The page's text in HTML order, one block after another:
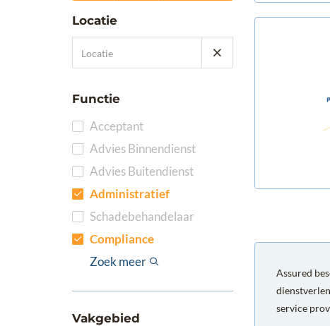
Locatie
Functie
Acceptant
Advies Binnendienst
Advies Buitendienst
Administratief
Schadebehandelaar
Sales Ondersteuning
Volmachtbeheer
Applicatiebeheerder
Boekhoudkundig
Medewerker
Compliance
Management
Office Management /
Productmanager
Sluiter
Underwriter
Zoek meer
Vakgebied
Assured
service